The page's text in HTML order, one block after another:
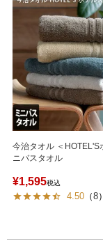
今治タオル ＜HOTEL'S
ニバスタオル
¥1,595税込
4.50 （8）